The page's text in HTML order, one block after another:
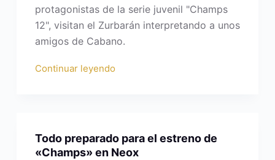
protagonistas de la serie juvenil "Champs
12", visitan el Zurbarán interpretando a unos
amigos de Cabano.
Continuar leyendo
Todo preparado para el estreno de
«Champs» en Neox